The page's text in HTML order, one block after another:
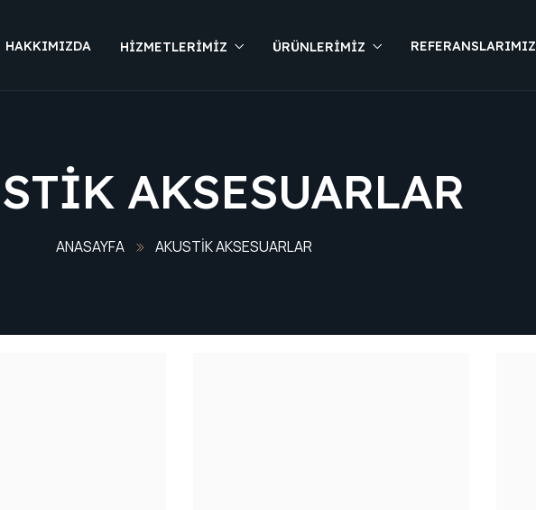
HAKKIMIZDA HIZMETLERIMIZ ÜRÜNLERIMIZ REFERANSLARIMIZ
AKSESUARLAR
ANASAYFA AKUSTIK AKSESUARLAR